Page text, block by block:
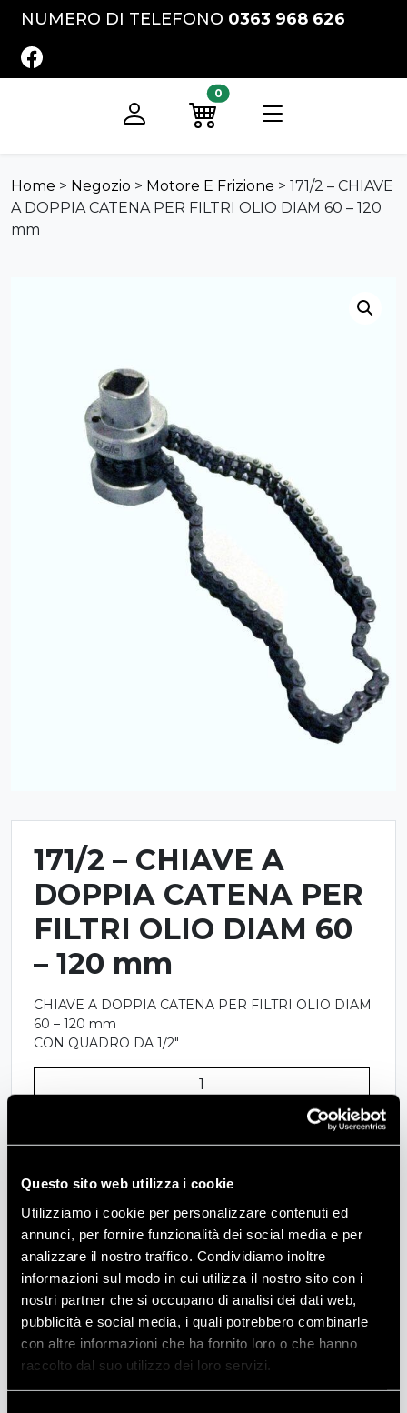
Questo sito web utilizza i cookie
Utilizziamo i cookie per personalizzare contenuti ed
annunci, per fornire funzionalità dei social media e per
analizzare il nostro traffico. Condividiamo inoltre
informazioni sul modo in cui utilizza il nostro sito con i
nostri partner che si occupano di analisi dei dati web,
pubblicità e social media, i quali potrebbero combinarle
con altre informazioni che ha fornito loro o che hanno
raccolto dal suo utilizzo dei loro servizi.
Vai al contenuto
NUMERO DI TELEFONO 0363 968 626
FACEBOOK
Registrati Preventivo
0
Home > Negozio > Motore E Frizione > 171/2 – CHIAVE
A DOPPIA CATENA PER FILTRI OLIO DIAM 60 – 120
mm
171/2 – CHIAVE A
DOPPIA CATENA PER
FILTRI OLIO DIAM 60
– 120 mm
CHIAVE A DOPPIA CATENA PER FILTRI OLIO DIAM
60 – 120 mm
CON QUADRO DA 1/2″
-
A
CATENA
PER
FILTRI
OLIO
DIAM
60
-
120
mm
COD:171/2 Categoria: Motore E Frizione
Descrizione
CHIAVE A DOPPIA CATENA PER FILTRI OLIO DIAM
60 – 120 mm
CON QUADRO DA 1/2″